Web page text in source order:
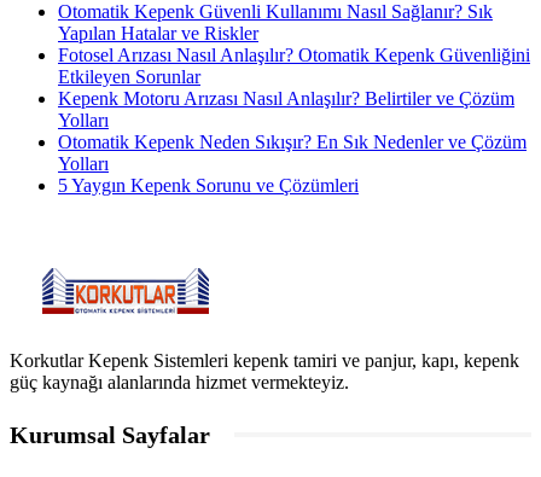
Otomatik Kepenk Güvenli Kullanımı Nasıl Sağlanır? Sık
Yapılan Hatalar ve Riskler
Fotosel Arızası Nasıl Anlaşılır? Otomatik Kepenk Güvenliğini
Etkileyen Sorunlar
Kepenk Motoru Arızası Nasıl Anlaşılır? Belirtiler ve Çözüm
Yolları
Otomatik Kepenk Neden Sıkışır? En Sık Nedenler ve Çözüm
Yolları
5 Yaygın Kepenk Sorunu ve Çözümleri
Korkutlar Kepenk Sistemleri kepenk tamiri ve panjur, kapı, kepenk
güç kaynağı alanlarında hizmet vermekteyiz.
Kurumsal Sayfalar